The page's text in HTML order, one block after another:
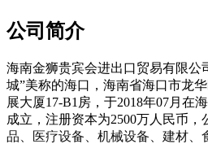
公司简介
海南金狮贵宾会进出口贸易有限公
城”美称的海口，海南省海口市龙
展大厦17-B1房，于2018年07月在
成立，注册资本为2500万人民币，
品、医疗设备、机械设备、建材、